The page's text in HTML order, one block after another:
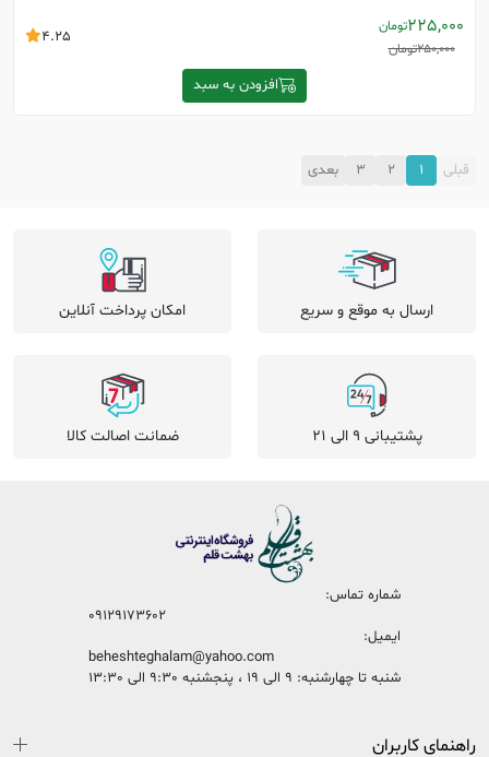
225,000تومان
250,000تومان
4.25
افزودن به سبد
قبلی 1
2
3 بعدی
ارسال به موقع و سریع امکان پرداخت آنلاین
پشتیبانی 9 الی 21 ضمانت اصالت کالا
شماره تماس:
09129173602
ایمیل:
beheshteghalam@yahoo.com
شنبه تا چهارشنبه: 9 الی 19 ، پنجشنبه 9:30 الی 13:30
راهنمای کاربران